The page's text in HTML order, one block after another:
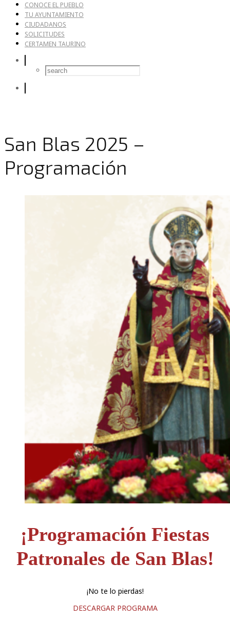
CONOCE EL PUEBLO
TU AYUNTAMIENTO
CIUDADANOS
SOLICITUDES
CERTAMEN TAURINO
San Blas 2025 –
Programación
¡Programación Fiestas
Patronales de San Blas!
¡No te lo pierdas!
DESCARGAR PROGRAMA